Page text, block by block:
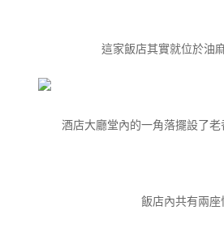
這家飯店其實就位於油
酒店大廳堂內的一角落擺設了
飯店內共有兩